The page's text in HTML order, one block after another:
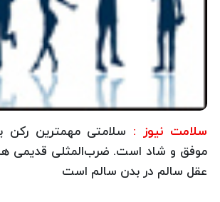
سلامت نیوز : سلامتی مهمترین رکن
موفق و شاد است. ضرب‌المثلی قدیمی
عقل سالم در بدن سالم است